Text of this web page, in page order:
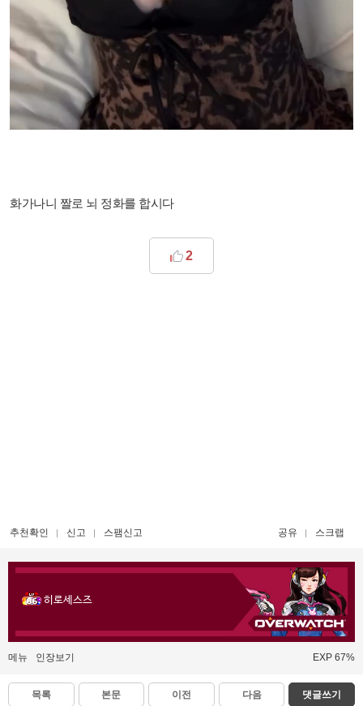
화가나니 짤로 뇌 정화를 합시다​
2
추천확인 신고 스팸신고 공유 스크랩
히로세스즈
메뉴 인장보기 EXP 67%
목록 본문 이전 다음 댓글쓰기